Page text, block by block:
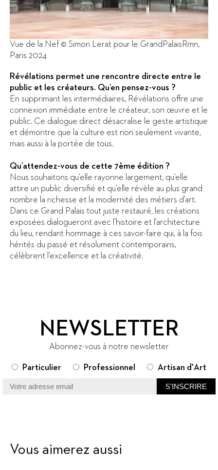
Vue de la Nef © Simon Lerat pour le GrandPalaisRmn,
Paris 2024
Révélations permet une rencontre directe entre le
public et les créateurs. Qu’en pensez-vous ?
En supprimant les intermédiaires, Révélations offre une
connexion immédiate entre le créateur, son œuvre et le
public. Ce dialogue direct désacralise le geste artistique
et démontre que la culture est non seulement vivante,
mais aussi à la portée de tous.
Qu’attendez-vous de cette 7ème édition ?
Nous souhaitons qu’elle rayonne largement, qu’elle
attire un public diversifié et qu’elle révèle au plus grand
nombre la richesse et la modernité des métiers d’art.
Dans ce Grand Palais tout juste restauré, les créations
exposées dialogueront avec l’histoire et l’architecture
du lieu, rendant hommage à ces savoir-faire qui, à la fois
hérités du passé et résolument contemporains,
célèbrent l’excellence et la créativité.
NEWSLETTER
Abonnez-vous à notre newsletter
Particulier Professionnel Artisan d'Art
Vous aimerez aussi